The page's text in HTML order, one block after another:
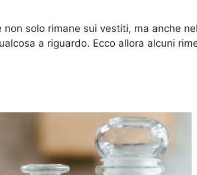
solo rimane sui vestiti, ma anche
a riguardo. Ecco allora alcuni